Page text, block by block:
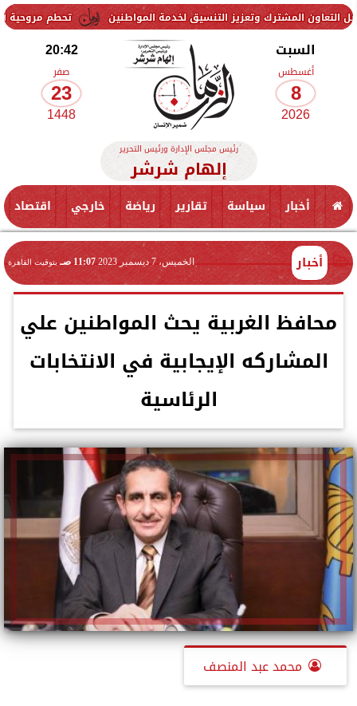
تحطم مروحية أثناء مكافحة وتعزيز التنسيق لخدمة المواطنين
السبت
أغسطس
8
2026
20:42
صفر
23
1448
رئيس مجلس الإدارة ورئيس التحرير
إلهام شرشر
أخبار سياسة تقارير رياضة خارجي اقتصاد
أخبار الخميس، 7 ديسمبر 2023 11:07 صـ بتوقيت القاهرة
محافظ الغربية يحث المواطنين علي
المشاركه الإيجابية في الانتخابات
الرئاسية
محمد عبد المنصف